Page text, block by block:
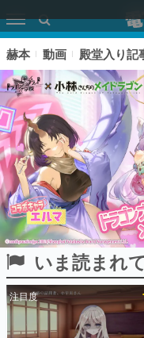
ピックア
電ファミのいま読まれ
赫本 動画 殿堂入り記
いま読まれ
注目度